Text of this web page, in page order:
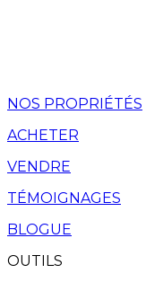
NOS PROPRIÉTÉS
ACHETER
VENDRE
TÉMOIGNAGES
BLOGUE
OUTILS